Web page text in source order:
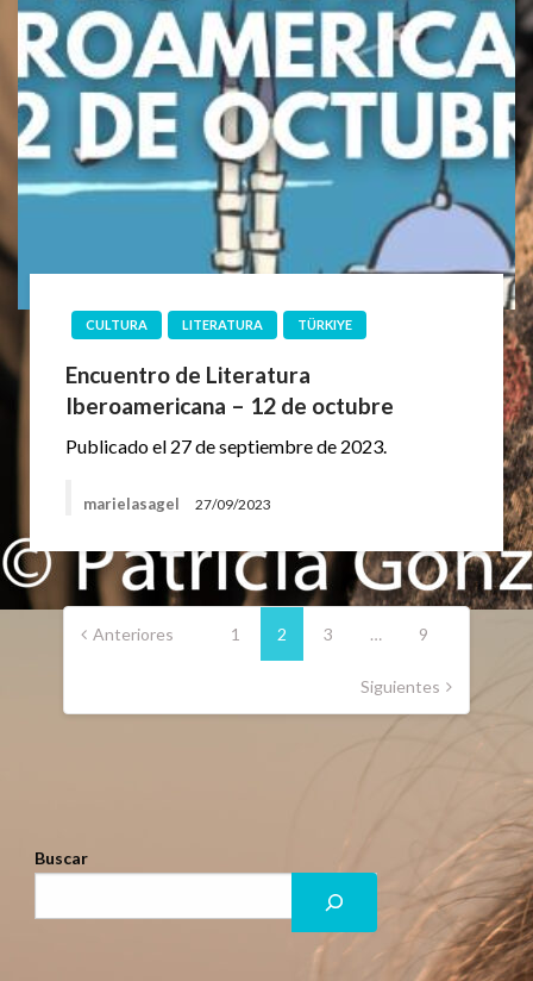
CULTURA LITERATURA TÜRKIYE
Encuentro de Literatura
Iberoamericana – 12 de octubre
Publicado el 27 de septiembre de 2023.
marielasagel 27/09/2023
Paginación
de Anteriores 1 2 3 … 9
Siguientes
Buscar